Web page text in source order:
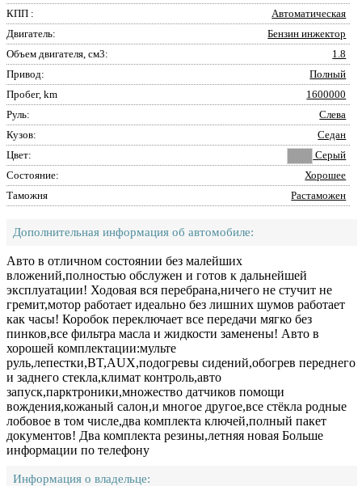
КПП :
Автоматическая
Двигатель:
Бензин инжектор
Объем двигателя, см3:
1.8
Привод:
Полный
Пробег, km
1600000
Руль:
Слева
Кузов:
Седан
Цвет:
Серый
Состояние:
Хорошее
Таможня
Растаможен
Дополнительная информация об автомобиле:
Авто в отличном состоянии без малейших
вложений,полностью обслужен и готов к дальнейшей
эксплуатации! Ходовая вся перебрана,ничего не стучит не
гремит,мотор работает идеально без лишних шумов работает
как часы! Коробок переключает все передачи мягко без
пинков,все фильтра масла и жидкости заменены! Авто в
хорошей комплектации:мульте
руль,лепестки,BT,AUX,подогревы сидений,обогрев переднего
и заднего стекла,климат контроль,авто
запуск,парктроники,множество датчиков помощи
вождения,кожаный салон,и многое другое,все стёкла родные
лобовое в том числе,два комплекта ключей,полный пакет
документов! Два комплекта резины,летняя новая Больше
информации по телефону
Информация о владельце: